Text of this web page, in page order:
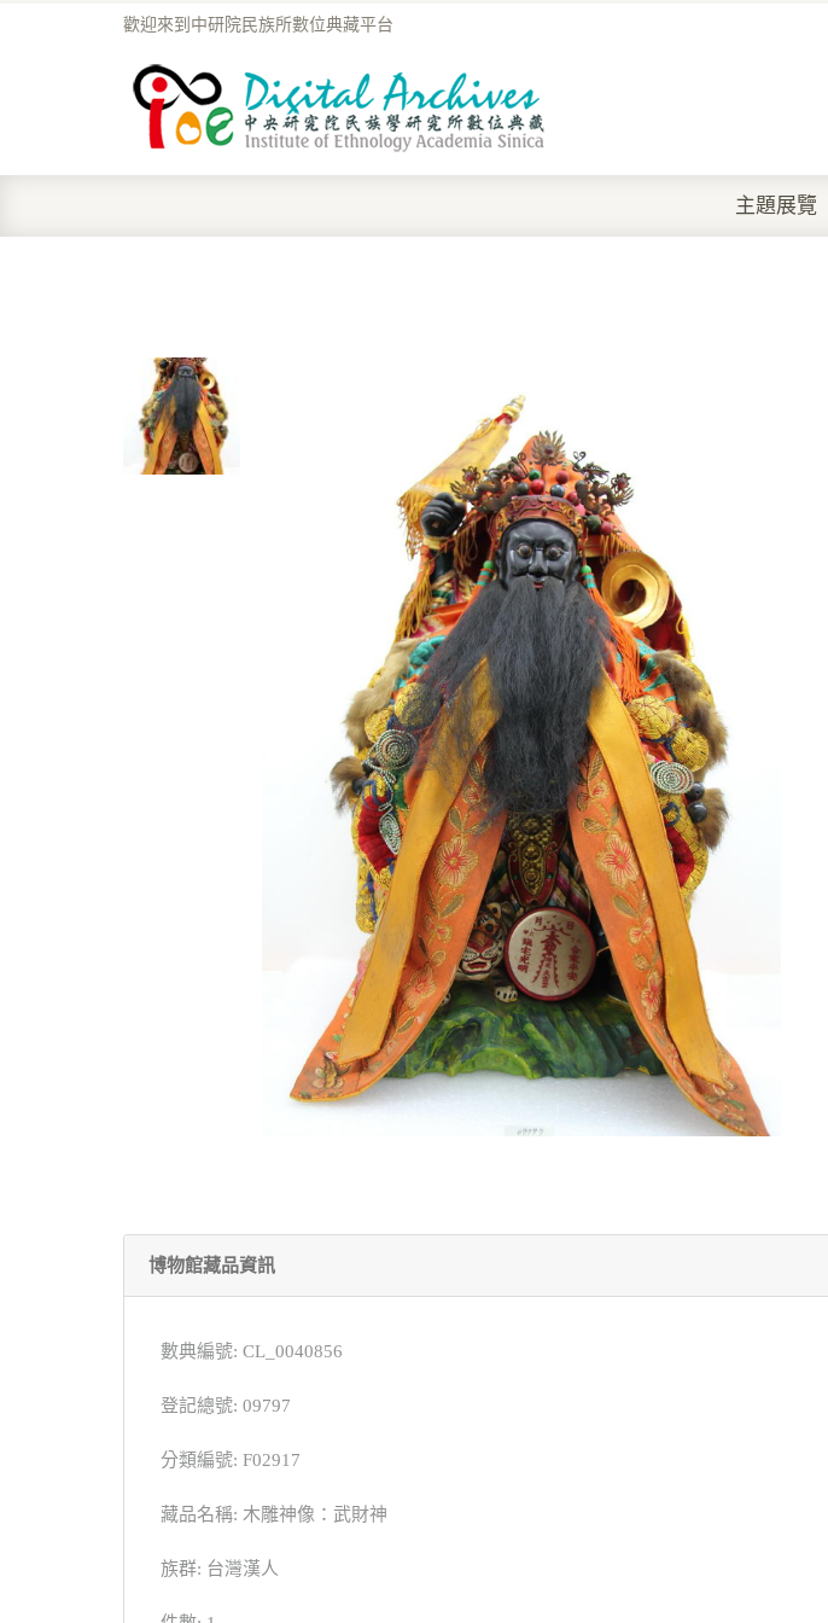
歡迎來到中研院民族所數位典藏平台
主題展覽
博物館藏品資訊
數典編號: CL_0040856
登記總號: 09797
分類編號: F02917
藏品名稱: 木雕神像：武財神
族群: 台灣漢人